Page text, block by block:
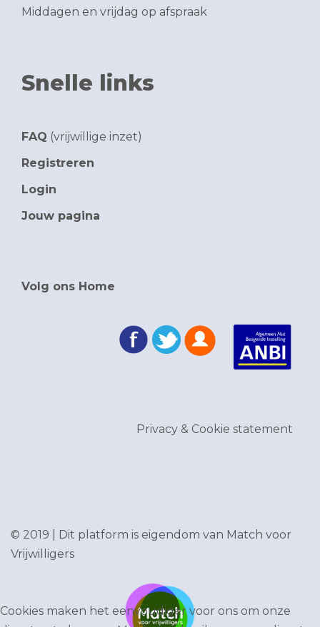
Middagen en vrijdag op afspraak
Snelle links
FAQ (vrijwillige inzet)
Registreren
Login
Jouw pagina
Volg ons Home
Privacy & Cookie statement
© 2019 | Dit platform is eigendom van Match voor
Vrijwilligers
Cookies maken het eenvoudiger voor ons om onze